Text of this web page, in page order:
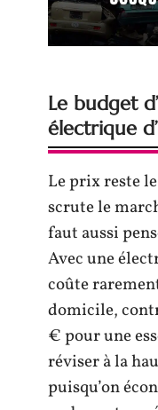
Le budget
électrique
Le prix reste
scrute le
faut aussi
Avec une
coûte
domicile,
€ pour une
réviser à la
puisqu’on